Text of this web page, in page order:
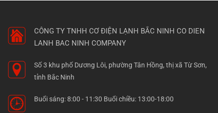
CÔNG TY TNHH CƠ ĐIỆN LẠNH BẮC NINH CO DIEN
LANH BAC NINH COMPANY
Số 3 khu phố Dương Lôi, phường Tân Hồng, thị xã Từ Sơn,
tỉnh Bắc Ninh
Buổi sáng: 8:00 - 11:30 Buổi chiều: 13:00-18:00